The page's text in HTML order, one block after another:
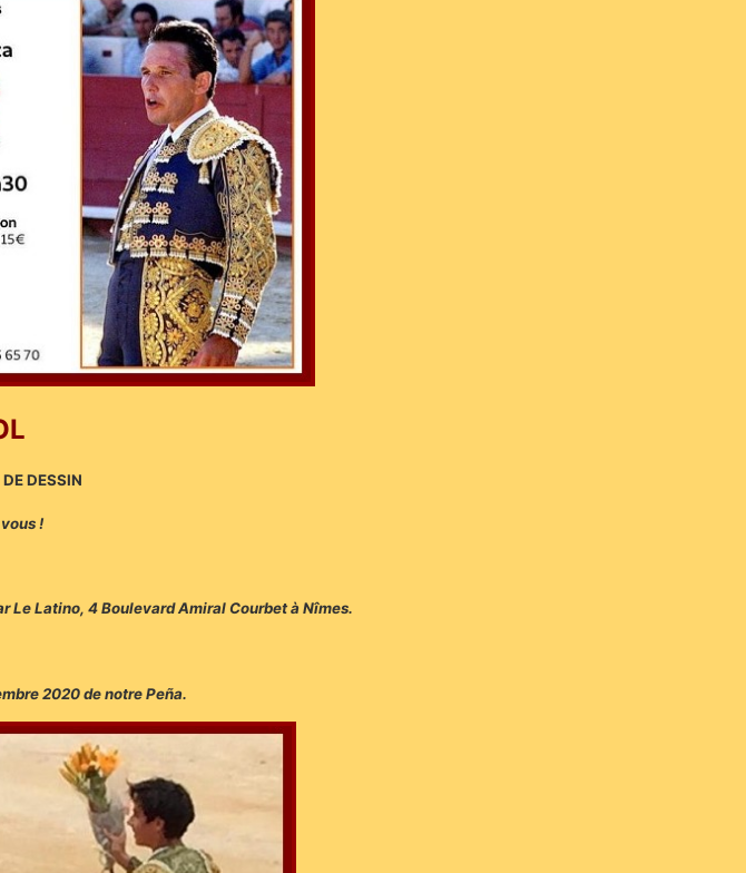
DESSIN
!
Le Latino, 4 Boulevard Amiral Courbet à Nîmes.
2020 de notre Peña.